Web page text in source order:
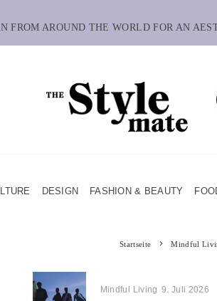
FROM AROUND THE WORLD FOR AN
DESIGN FASHION & BEAUTY
Startseite Mindful
Mindful Living 9. Juli 2026